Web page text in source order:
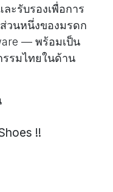
ะรับรองเพื่อการ
วนหนึ่งของมรดก
— พร้อมเป็น
รมไทยในด้าน
!!